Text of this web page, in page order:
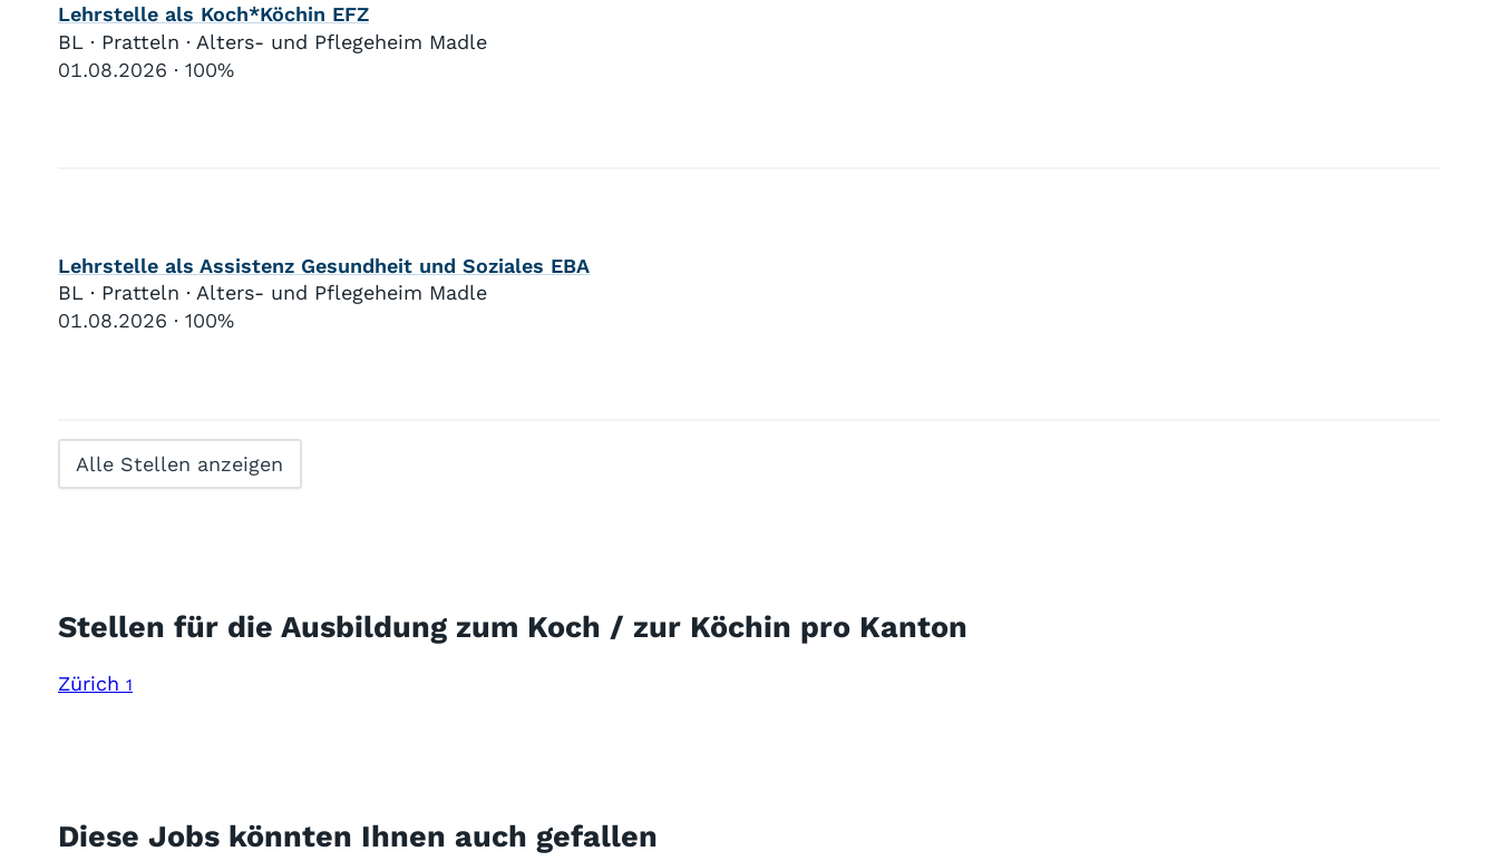
Lehrstelle als Koch*Köchin EFZ
BL · Pratteln · Alters- und Pflegeheim Madle
01.08.2026
100%
Lehrstelle als Assistenz Gesundheit und Soziales EBA
BL · Pratteln · Alters- und Pflegeheim Madle
01.08.2026
100%
Alle Stellen anzeigen
Stellen für die Ausbildung zum Koch / zur Köchin pro Kanton
Zürich 1
Diese Jobs könnten Ihnen auch gefallen